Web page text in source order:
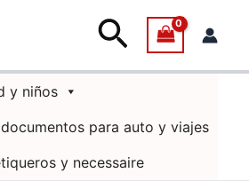
Buscar
y niños
para auto y viajes
y necessaire